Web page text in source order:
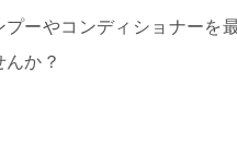
ーやコンディショナーを
か？